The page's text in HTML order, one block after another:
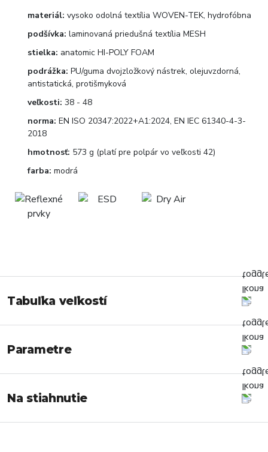
materiál: vysoko odolná textília WOVEN-TEK, hydrofóbna
podšívka: laminovaná priedušná textília MESH
stielka: anatomic HI-POLY FOAM
podrážka: PU/guma dvojzložkový nástrek, olejuvzdorná,
antistatická, protišmyková
veľkosti: 38 - 48
norma: EN ISO 20347:2022+A1:2024, EN IEC 61340-4-3-
2018
hmotnosť: 573 g (platí pre polpár vo veľkosti 42)
farba: modrá
Tabuľka veľkostí
Parametre
Na stiahnutie